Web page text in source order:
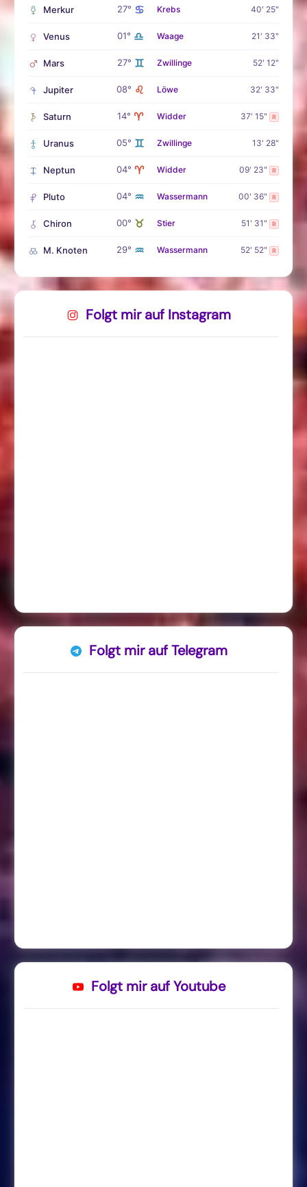
Merkur 27° ♋ Krebs 40' 25"
Venus 01° ♎ Waage 21' 33"
Mars 27° ♊ Zwillinge 52' 12"
Jupiter 08° ♌ Löwe 32' 33"
Saturn 14° ♈ Widder 37' 15" R
Uranus 05° ♊ Zwillinge 13' 28"
Neptun 04° ♈ Widder 09' 23" R
Pluto 04° ♒ Wassermann 00' 36" R
Chiron 00° ♉ Stier 51' 31" R
M. Knoten 29° ♒ Wassermann 52' 52" R
Folgt mir auf Instagram
Folgt mir auf Telegram
Folgt mir auf Youtube